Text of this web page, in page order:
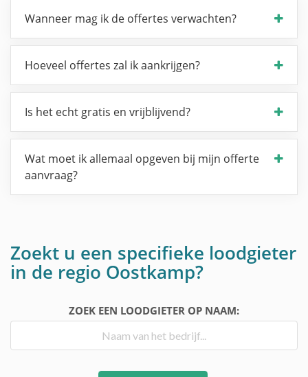
Wanneer mag ik de offertes verwachten?
Hoeveel offertes zal ik aankrijgen?
Is het echt gratis en vrijblijvend?
Wat moet ik allemaal opgeven bij mijn offerte
aanvraag?
Zoekt u een specifieke loodgieter
in de regio Oostkamp?
ZOEK EEN LOODGIETER OP NAAM: